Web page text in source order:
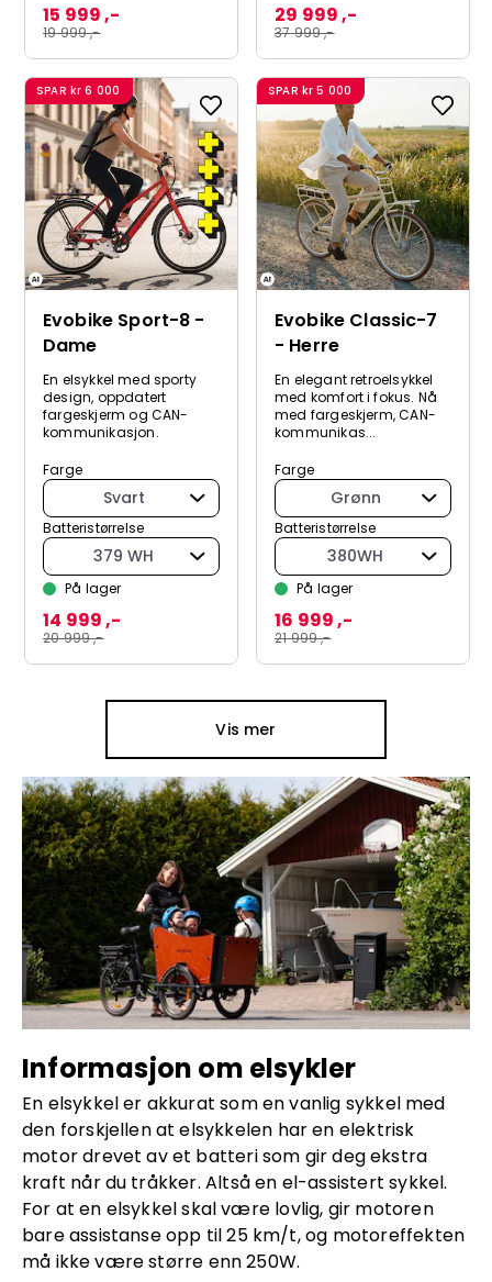
19 999 ,-
15 999 ,-
37 999 ,-
29 999 ,-
SPAR kr 6 000
Evobike Sport-8 -
Dame
En elsykkel med sporty
design, oppdatert
fargeskjerm og CAN-
kommunikasjon.
Farge
Svart
Batteristørrelse
379 WH
På lager
20 999 ,-
14 999 ,-
SPAR kr 5 000
Evobike Classic-7
- Herre
En elegant retroelsykkel
med komfort i fokus. Nå
med fargeskjerm, CAN-
kommunikas...
Farge
Grønn
Batteristørrelse
380WH
På lager
21 999 ,-
16 999 ,-
Vis mer
Informasjon om elsykler
En elsykkel er akkurat som en vanlig sykkel med
den forskjellen at elsykkelen har en elektrisk
motor drevet av et batteri som gir deg ekstra
kraft når du tråkker. Altså en el-assistert sykkel.
For at en elsykkel skal være lovlig, gir motoren
bare assistanse opp til 25 km/t, og motoreffekten
må ikke være større enn 250W.